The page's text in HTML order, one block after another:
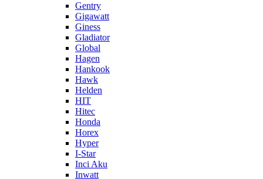
Gentry
Gigawatt
Giness
Gladiator
Global
Hagen
Hankook
Hawk
Helden
HIT
Hitec
Honda
Horex
Hyper
I-Star
Inci Aku
Inwatt